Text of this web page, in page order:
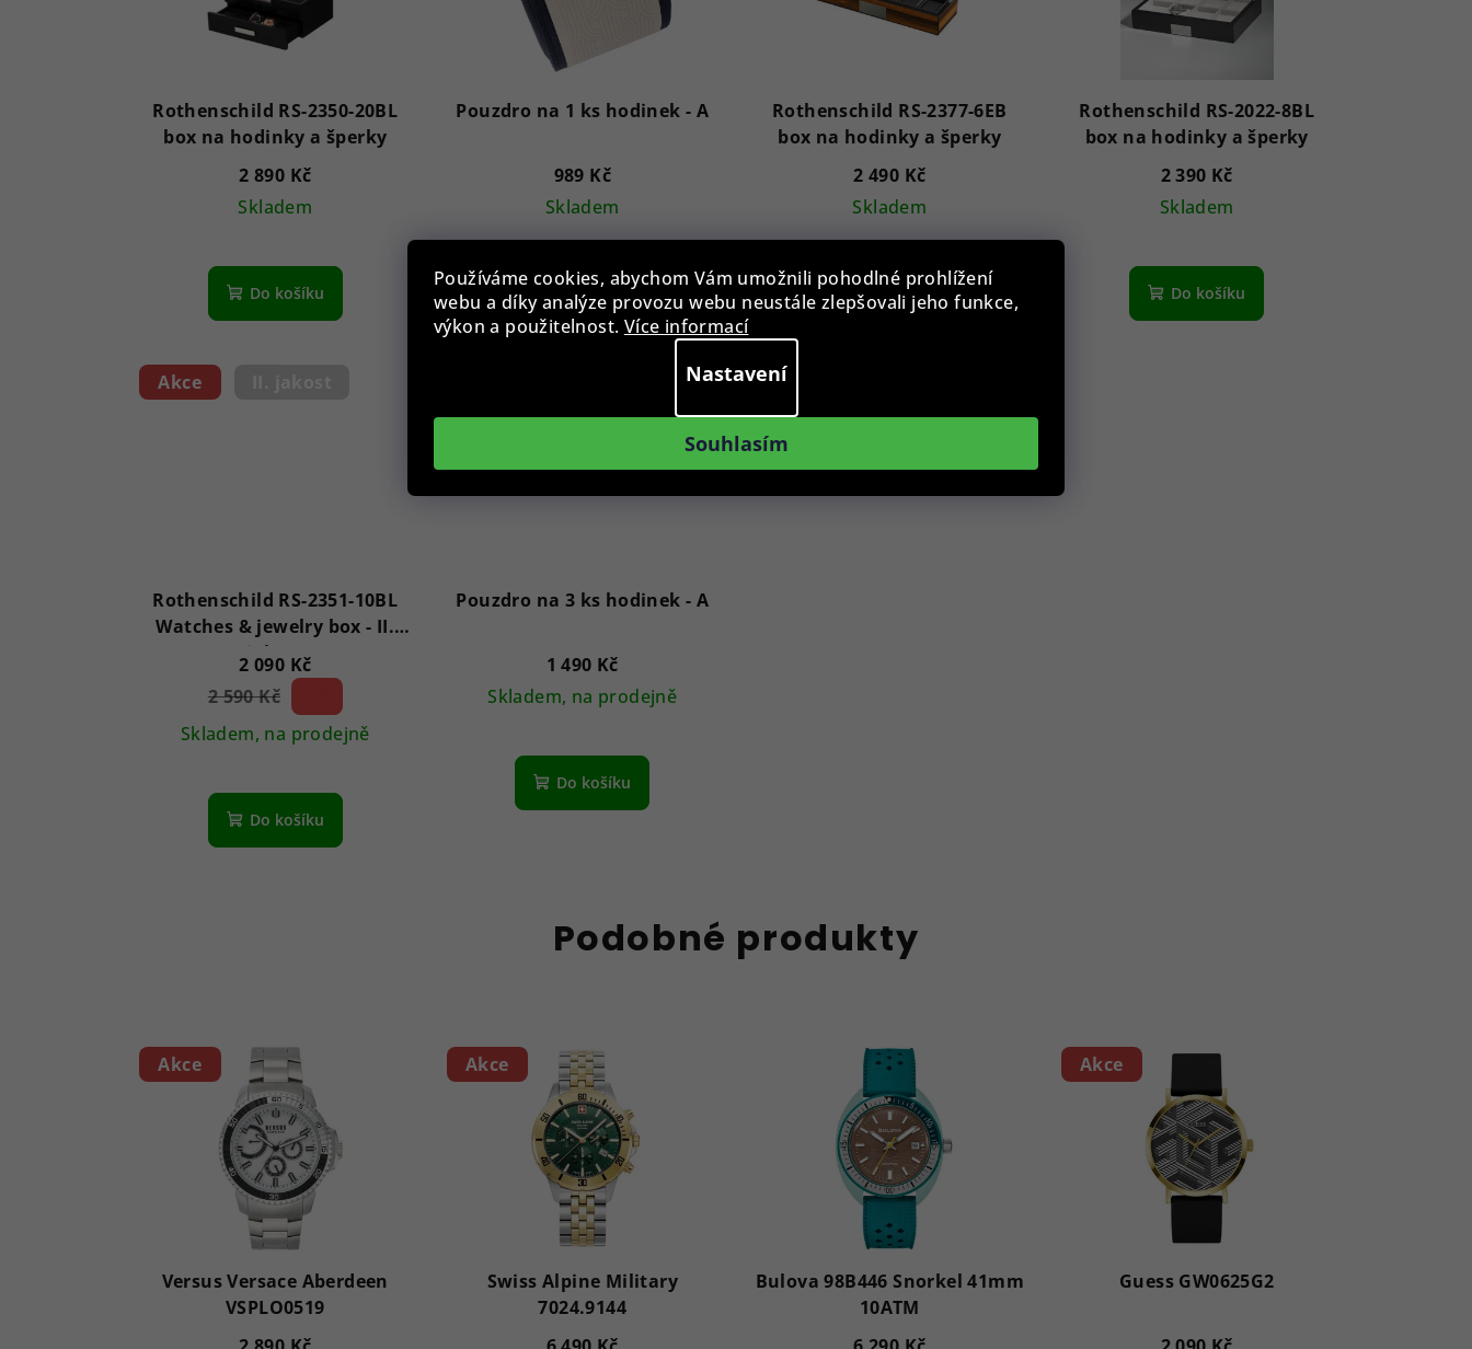
Používáme cookies, abychom Vám umožnili pohodlné prohlížení
webu a díky analýze provozu webu neustále zlepšovali jeho funkce,
výkon a použitelnost. Více informací
Nastavení
Souhlasím
Rothenschild RS-2350-20BL
box na hodinky a šperky
2 890 Kč
Skladem
Do košíku
Pouzdro na 1 ks hodinek - A
989 Kč
Skladem
Do košíku
Rothenschild RS-2377-6EB
box na hodinky a šperky
2 490 Kč
Skladem
Do košíku
Rothenschild RS-2022-8BL
box na hodinky a šperky
2 390 Kč
Skladem
Do košíku
Akce
Rothenschild RS-2351-10BL
Watches & jewelry box - II.
jakost
2 090 Kč
2 590 Kč
Skladem, na prodejně
Do košíku
Pouzdro na 3 ks hodinek - A
1 490 Kč
Skladem, na prodejně
Do košíku
Podobné produkty
Akce
Versus Versace Aberdeen
VSPLO0519
Akce
Swiss Alpine Military
7024.9144
Bulova 98B446 Snorkel 41mm
10ATM
Akce
Guess GW0625G2